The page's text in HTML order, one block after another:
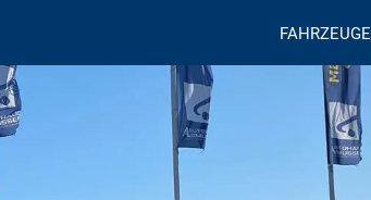
FAHRZEUGE